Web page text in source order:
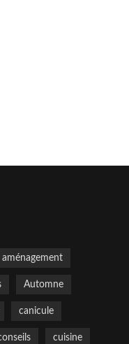
aménagement
Automne
canicule
cuisine